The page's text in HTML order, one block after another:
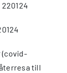
(covid-
till